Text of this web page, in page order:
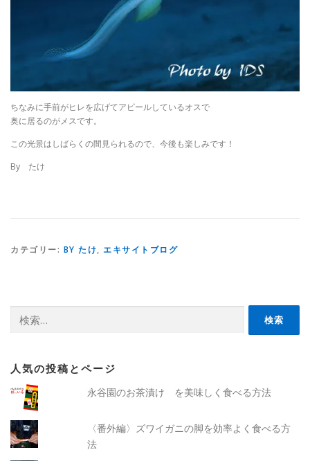
ちなみに手前がヒレを広げてアピールしているオスで
奥に居るのがメスです。
この光景はしばらくの間見られるので、今後も楽しみです！
By たけ
カテゴリー: BY たけ, エキサイトブログ
索:
人気の投稿とページ
永谷園のお茶漬け を美味しく食べる方法
〈番外編〉ズワイガニの脚を効率よく食べる方
法